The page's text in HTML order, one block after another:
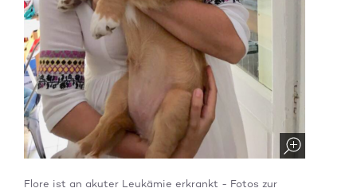
Flore ist an akuter Leukämie erkrankt - Fotos zur